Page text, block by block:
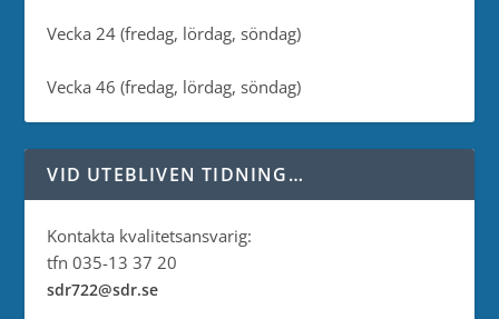
Vecka 24 (fredag, lördag, söndag)
Vecka 46 (fredag, lördag, söndag)
VID UTEBLIVEN TIDNING…
Kontakta kvalitetsansvarig:
tfn 035-13 37 20
sdr722@sdr.se